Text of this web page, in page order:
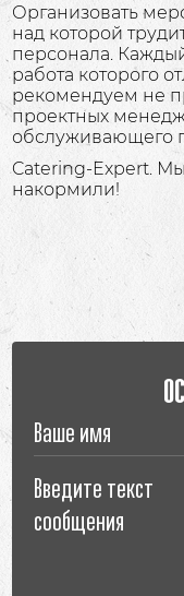
Организовать
над которой
персонала.
работа которого
рекомендуем не
проектных
обслуживающего
Catering-Expert. Мы
накормили!